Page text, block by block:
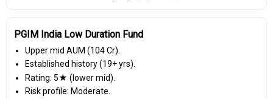
PGIM India Low Duration Fund
Upper mid AUM (₹104 Cr).
Established history (19+ yrs).
Rating: 5★ (lower mid).
Risk profile: Moderate.